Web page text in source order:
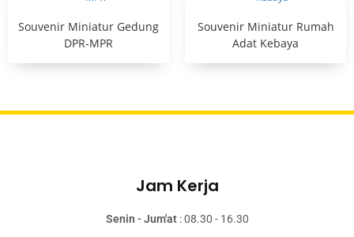
Souvenir Miniatur Gedung
DPR-MPR
Souvenir Miniatur Rumah
Adat Kebaya
Jam Kerja
Senin - Jum'at: 08.30 - 16.30